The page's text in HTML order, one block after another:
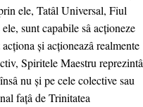
ele, Tatâl Universal, Fiul
sunt capabile sâ acţioneze
şi acţioneazâ realmente
Spiritele Maestru reprezintâ
nu şi pe cele colective sau
faţâ de Trinitatea